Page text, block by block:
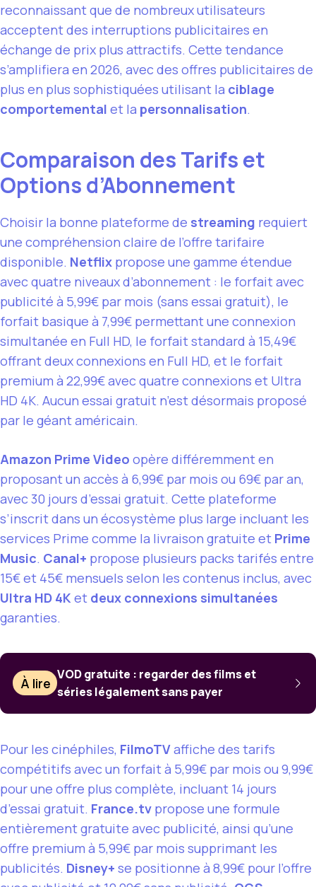
reconnaissant que de nombreux utilisateurs
acceptent des interruptions publicitaires en
échange de prix plus attractifs. Cette tendance
s’amplifiera en 2026, avec des offres publicitaires de
plus en plus sophistiquées utilisant la ciblage
comportemental et la personnalisation.
Comparaison des Tarifs et
Options d’Abonnement
Choisir la bonne plateforme de streaming requiert
une compréhension claire de l’offre tarifaire
disponible. Netflix propose une gamme étendue
avec quatre niveaux d’abonnement : le forfait avec
publicité à 5,99€ par mois (sans essai gratuit), le
forfait basique à 7,99€ permettant une connexion
simultanée en Full HD, le forfait standard à 15,49€
offrant deux connexions en Full HD, et le forfait
premium à 22,99€ avec quatre connexions et Ultra
HD 4K. Aucun essai gratuit n’est désormais proposé
par le géant américain.
Amazon Prime Video opère différemment en
proposant un accès à 6,99€ par mois ou 69€ par an,
avec 30 jours d’essai gratuit. Cette plateforme
s’inscrit dans un écosystème plus large incluant les
services Prime comme la livraison gratuite et Prime
Music. Canal+ propose plusieurs packs tarifés entre
15€ et 45€ mensuels selon les contenus inclus, avec
Ultra HD 4K et deux connexions simultanées
garanties.
À lire
VOD gratuite : regarder des films et
séries légalement sans payer
Pour les cinéphiles, FilmoTVaffiche des tarifs
compétitifs avec un forfait à 5,99€ par mois ou 9,99€
pour une offre plus complète, incluant 14 jours
d’essai gratuit. France.tv propose une formule
entièrement gratuite avec publicité, ainsi qu’une
offre premium à 5,99€ par mois supprimant les
publicités. Disney+ se positionne à 8,99€ pour l’offre